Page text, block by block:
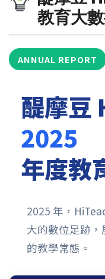
教育大
ANNUAL REPORT
醍摩豆
2025
年度教
2025 年，
大的數位足跡，
的教學常態。